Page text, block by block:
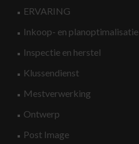
ERVARING
Inkoop- en planoptimalisatie
Inspectie en herstel
Klussendienst
Mestverwerking
Ontwerp
Post Image